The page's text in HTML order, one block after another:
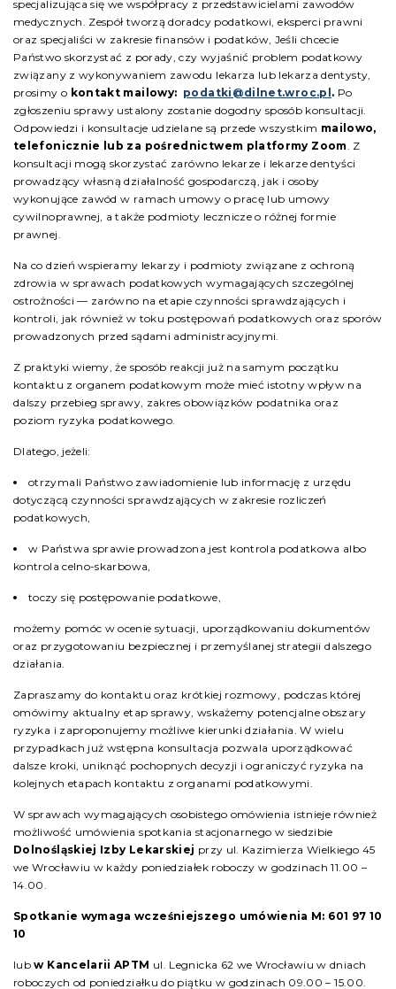
specjalizująca się we współpracy z przedstawicielami zawodów
medycznych. Zespół tworzą doradcy podatkowi, eksperci prawni
oraz specjaliści w zakresie finansów i podatków, Jeśli chcecie
Państwo skorzystać z porady, czy wyjaśnić problem podatkowy
związany z wykonywaniem zawodu lekarza lub lekarza dentysty,
prosimy o kontakt mailowy: podatki@dilnet.wroc.pl . Po
zgłoszeniu sprawy ustalony zostanie dogodny sposób konsultacji.
Odpowiedzi i konsultacje udzielane są przede wszystkim mailowo,
telefonicznie lub za pośrednictwem platformy Zoom. Z
konsultacji mogą skorzystać zarówno lekarze i lekarze dentyści
prowadzący własną działalność gospodarczą, jak i osoby
wykonujące zawód w ramach umowy o pracę lub umowy
cywilnoprawnej, a także podmioty lecznicze o różnej formie
prawnej.
Na co dzień wspieramy lekarzy i podmioty związane z ochroną
zdrowia w sprawach podatkowych wymagających szczególnej
ostrożności — zarówno na etapie czynności sprawdzających i
kontroli, jak również w toku postępowań podatkowych oraz sporów
prowadzonych przed sądami administracyjnymi.
Z praktyki wiemy, że sposób reakcji już na samym początku
kontaktu z organem podatkowym może mieć istotny wpływ na
dalszy przebieg sprawy, zakres obowiązków podatnika oraz
poziom ryzyka podatkowego.
Dlatego, jeżeli:
otrzymali Państwo zawiadomienie lub informację z urzędu
dotyczącą czynności sprawdzających w zakresie rozliczeń
podatkowych,
w Państwa sprawie prowadzona jest kontrola podatkowa albo
kontrola celno-skarbowa,
toczy się postępowanie podatkowe,
możemy pomóc w ocenie sytuacji, uporządkowaniu dokumentów
oraz przygotowaniu bezpiecznej i przemyślanej strategii dalszego
działania.
Zapraszamy do kontaktu oraz krótkiej rozmowy, podczas której
omówimy aktualny etap sprawy, wskażemy potencjalne obszary
ryzyka i zaproponujemy możliwe kierunki działania. W wielu
przypadkach już wstępna konsultacja pozwala uporządkować
dalsze kroki, uniknąć pochopnych decyzji i ograniczyć ryzyka na
kolejnych etapach kontaktu z organami podatkowymi.
W sprawach wymagających osobistego omówienia istnieje również
możliwość umówienia spotkania stacjonarnego w siedzibie
Dolnośląskiej Izby Lekarskiej przy ul. Kazimierza Wielkiego 45
we Wrocławiu w każdy poniedziałek roboczy w godzinach 11.00 –
14.00.
Spotkanie wymaga wcześniejszego umówienia M: 601 97 10
10
lubw Kancelarii APTM ul. Legnicka 62 we Wrocławiu w dniach
roboczych od poniedziałku do piątku w godzinach 09.00 – 15.00.